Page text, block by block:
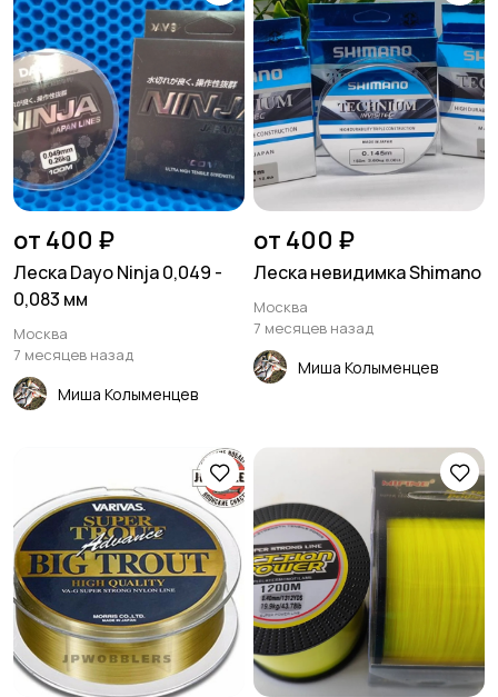
от 400 ₽
Леска Dayo Ninja 0,049 -
0,083 мм
Москва
7 месяцев назад
Миша Колыменцев
от 400 ₽
Леска невидимка Shimano
Москва
7 месяцев назад
Миша Колыменцев